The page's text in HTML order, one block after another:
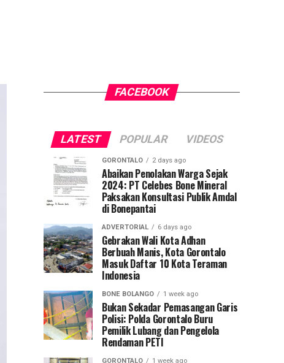
FACEBOOK
LATEST POPULAR VIDEOS
GORONTALO 2 days ago
Abaikan Penolakan Warga Sejak
2024: PT Celebes Bone Mineral
Paksakan Konsultasi Publik Amdal
di Bonepantai
ADVERTORIAL 6 days ago
Gebrakan Wali Kota Adhan
Berbuah Manis, Kota Gorontalo
Masuk Daftar 10 Kota Teraman
Indonesia
BONE BOLANGO 1 week ago
Bukan Sekadar Pemasangan Garis
Polisi: Polda Gorontalo Buru
Pemilik Lubang dan Pengelola
Rendaman PETI
GORONTALO 1 week ago